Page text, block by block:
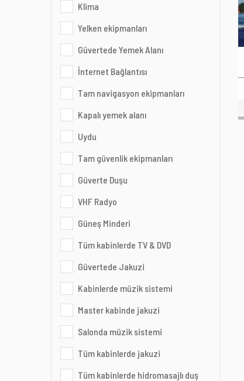
Klima
Yelken ekipmanları
Güvertede Yemek Alanı
İnternet Bağlantısı
Tam navigasyon ekipmanları
Kapalı yemek alanı
Uydu
Tam güvenlik ekipmanları
Güverte Duşu
VHF Radyo
Güneş Minderi
Tüm kabinlerde TV & DVD
Güvertede Jakuzi
Kabinlerde müzik sistemi
Master kabinde jakuzi
Salonda müzik sistemi
Tüm kabinlerde jakuzi
Tüm kabinlerde hidromasajlı duş